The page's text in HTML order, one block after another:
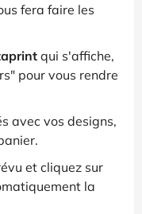
fera faire les
qui s'affiche,
pour vous rendre
avec vos designs,
et cliquez sur
la